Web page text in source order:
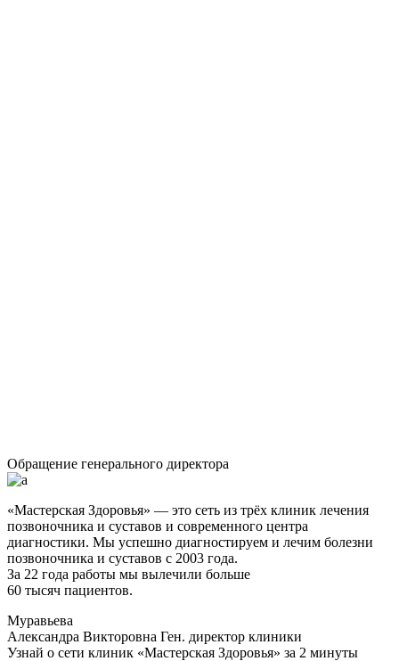
Обращение генерального директора
«Мастерская Здоровья» — это сеть из трёх клиник лечения
позвоночника и суставов и современного центра
диагностики. Мы успешно диагностируем и лечим болезни
позвоночника и суставов с 2003 года.
За 22 года работы мы вылечили больше
60 тысяч пациентов.
Муравьева
Александра Викторовна Ген. директор клиники
Узнай о сети клиник «Мастерская Здоровья» за 2 минуты